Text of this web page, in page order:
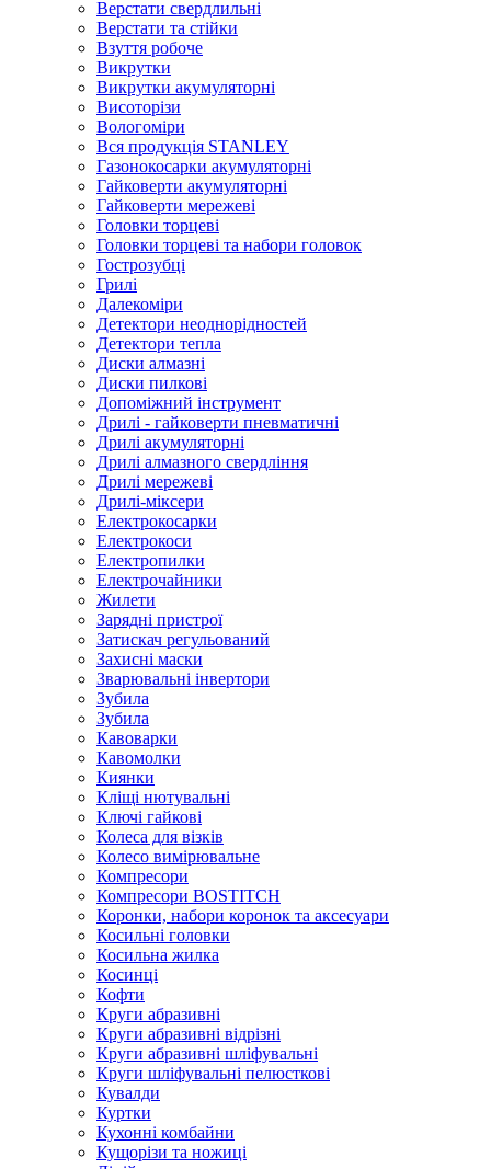
Верстати свердлильні
Верстати та стійки
Взуття робоче
Викрутки
Викрутки акумуляторні
Висоторізи
Вологоміри
Вся продукція STANLEY
Газонокосарки акумуляторні
Гайковерти акумуляторні
Гайковерти мережеві
Головки торцеві
Головки торцеві та набори головок
Гострозубці
Грилі
Далекоміри
Детектори неоднорідностей
Детектори тепла
Диски алмазні
Диски пилкові
Допоміжний інструмент
Дрилі - гайковерти пневматичні
Дрилі акумуляторні
Дрилі алмазного свердління
Дрилі мережеві
Дрилі-міксери
Електрокосарки
Електрокоси
Електропилки
Електрочайники
Жилети
Зарядні пристрої
Затискач регульований
Захисні маски
Зварювальні інвертори
Зубила
Зубила
Кавоварки
Кавомолки
Киянки
Кліщі нютувальні
Ключі гайкові
Колеса для візків
Колесо вимірювальне
Компресори
Компресори BOSTITCH
Коронки, набори коронок та аксесуари
Косильні головки
Косильна жилка
Косинці
Кофти
Круги абразивні
Круги абразивні відрізні
Круги абразивні шліфувальні
Круги шліфувальні пелюсткові
Кувалди
Куртки
Кухонні комбайни
Кущорізи та ножиці